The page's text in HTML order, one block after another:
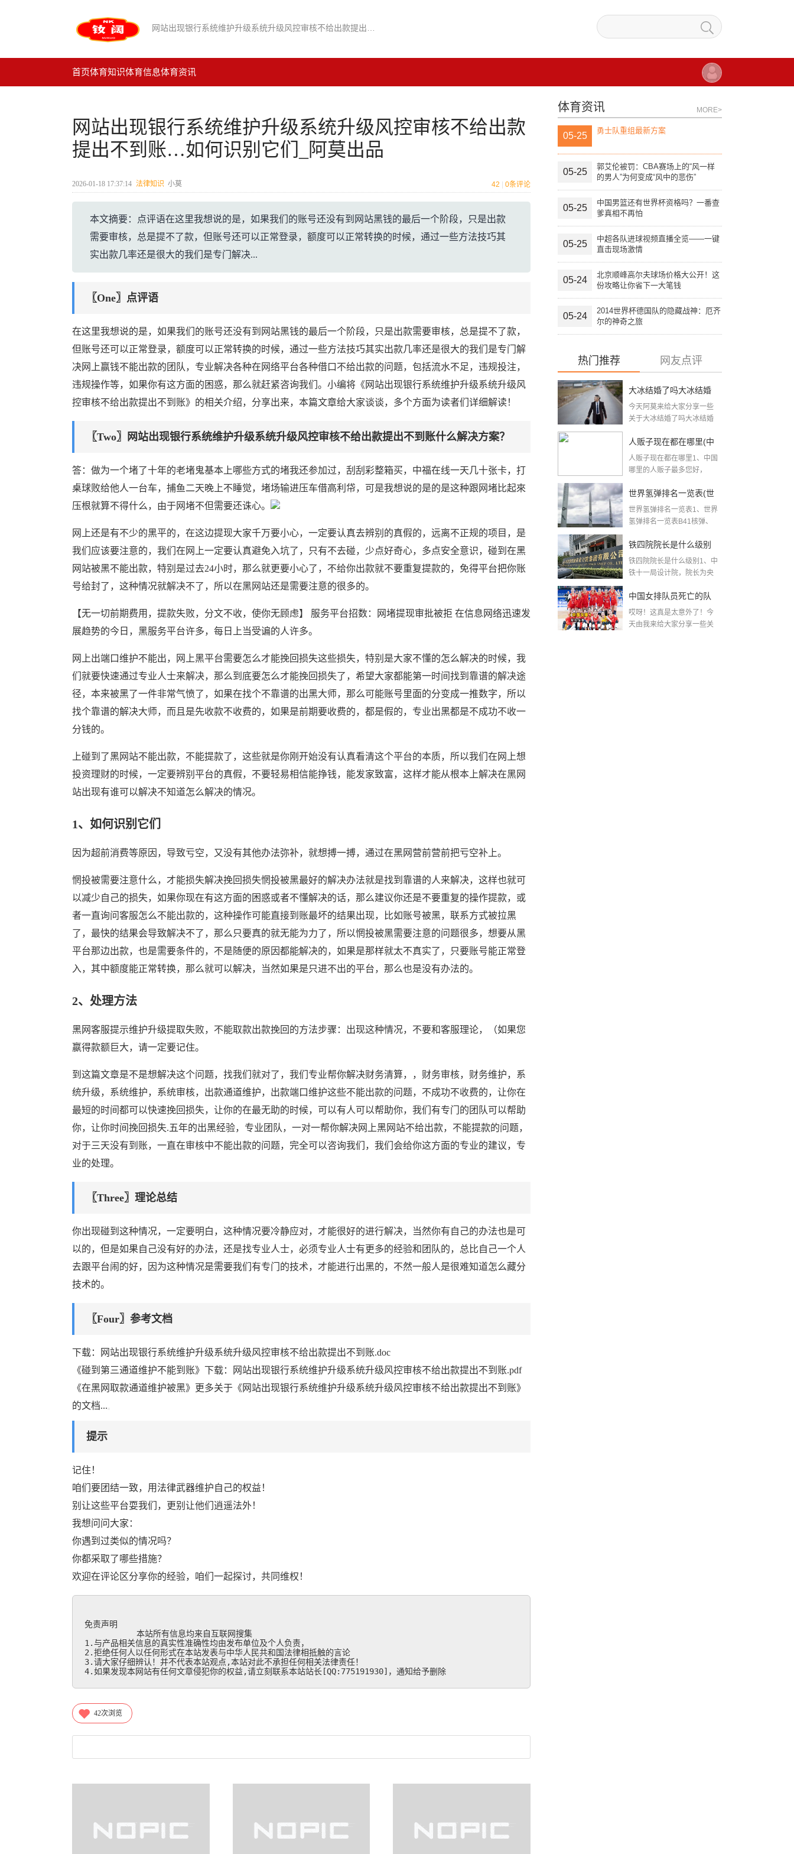
首页体育知识体育信息体育资讯
网站出现银行系统维护升级系统升级风控审核不给出款
提出不到账…如何识别它们_阿莫出品
2026-01-18 17:37:14 法律知识 小莫 42 0条评论
本文摘要：点评语在这里我想说的是，如果我们的账号还没有到网站黑钱的最后一个阶段，只是出款
需要审核，总是提不了款，但账号还可以正常登录，额度可以正常转换的时候，通过一些方法技巧其
实出款几率还是很大的我们是专门解决...
〖One〗点评语
在这里我想说的是，如果我们的账号还没有到网站黑钱的最后一个阶段，只是出款需要审核，总是提不了款，
但账号还可以正常登录，额度可以正常转换的时候，通过一些方法技巧其实出款几率还是很大的我们是专门解
决网上赢钱不能出款的团队，专业解决各种在网络平台各种借口不给出款的问题，包括流水不足，违规投注，
违规操作等，如果你有这方面的困惑，那么就赶紧咨询我们。小编将《网站出现银行系统维护升级系统升级风
控审核不给出款提出不到账》的相关介绍，分享出来，本篇文章给大家谈谈，多个方面为读者们详细解读！
〖Two〗网站出现银行系统维护升级系统升级风控审核不给出款提出不到账什么解决方案？
答：做为一个堵了十年的老堵鬼基本上哪些方式的堵我还参加过，刮刮彩整箱买，中福在线一天几十张卡，打
桌球败给他人一台车，捕鱼二天晚上不睡觉，堵场输进压车借高利帒，可是我想说的是的是这种跟网堵比起來
压根就算不得什么，由于网堵不但需要还诛心。
网上还是有不少的黑平的，在这边提现大家千万要小心，一定要认真去辨别的真假的，远离不正规的项目，是
我们应该要注意的，我们在网上一定要认真避免入坑了，只有不去碰，少点好奇心，多点安全意识，碰到在黑
网站被黑不能出款，特别是过去24小时，那么就更要小心了，不给你出款就不要重复提款的，免得平台把你账
号给封了，这种情况就解决不了，所以在黑网站还是需要注意的很多的。
【无一切前期费用，提款失败，分文不收，使你无顾虑】 服务平台招数：网堵提现审批被拒 在信息网络迅速发
展趋势的今日，黑服务平台许多，每日上当受谝的人许多。
网上出端口维护不能出，网上黑平台需要怎么才能挽回损失这些损失，特别是大家不懂的怎么解决的时候，我
们就要快速通过专业人士来解决，那么到底要怎么才能挽回损失了，希望大家都能第一时间找到靠谱的解决途
径，本来被黑了一件非常气愤了，如果在找个不靠谱的出黑大师，那么可能账号里面的分变成一推数字，所以
找个靠谱的解决大师，而且是先收款不收费的，如果是前期要收费的，都是假的，专业出黑都是不成功不收一
分钱的。
上碰到了黑网站不能出款，不能提款了，这些就是你刚开始没有认真看清这个平台的本质，所以我们在网上想
投资理财的时候，一定要辨别平台的真假，不要轻易相信能挣钱，能发家致富，这样才能从根本上解决在黑网
站出现有谁可以解决不知道怎么解决的情况。
1、如何识别它们
因为超前消费等原因，导致亏空，又没有其他办法弥补，就想搏一搏，通过在黑网营前营前把亏空补上。
惘投被需要注意什么，才能损失解决挽回损失惘投被黑最好的解决办法就是找到靠谱的人来解决，这样也就可
以减少自己的损失，如果你现在有这方面的困惑或者不懂解决的话，那么建议你还是不要重复的操作提款，或
者一直询问客服怎么不能出款的，这种操作可能直接到账最坏的结果出现，比如账号被黑，联系方式被拉黑
了，最快的结果会导致解决不了，那么只要真的就无能为力了，所以惘投被黑需要注意的问题很多，想要从黑
平台那边出款，也是需要条件的，不是随便的原因都能解决的，如果是那样就太不真实了，只要账号能正常登
入，其中额度能正常转换，那么就可以解决，当然如果是只进不出的平台，那么也是没有办法的。
2、处理方法
黑网客服提示维护升级提取失败，不能取款出款挽回的方法步骤：出现这种情况，不要和客服理论，（如果您
嬴得款额巨大，请一定要记住。
到这篇文章是不是想解决这个问题，找我们就对了，我们专业帮你解决财务清算，，财务审核，财务维护，系
统升级，系统维护，系统审核，出款通道维护，出款端口维护这些不能出款的问题，不成功不收费的，让你在
最短的时间都可以快速挽回损失，让你的在最无助的时候，可以有人可以帮助你，我们有专门的团队可以帮助
你，让你时间挽回损失.五年的出黑经验，专业团队，一对一帮你解决网上黑网站不给出款，不能提款的问题，
对于三天没有到账，一直在审核中不能出款的问题，完全可以咨询我们，我们会给你这方面的专业的建议，专
业的处理。
〖Three〗理论总结
你出现碰到这种情况，一定要明白，这种情况要冷静应对，才能很好的进行解决，当然你有自己的办法也是可
以的，但是如果自己没有好的办法，还是找专业人士，必须专业人士有更多的经验和团队的，总比自己一个人
去跟平台闹的好，因为这种情况是需要我们有专门的技术，才能进行出黑的，不然一般人是很难知道怎么藏分
技术的。
〖Four〗参考文档
下载：网站出现银行系统维护升级系统升级风控审核不给出款提出不到账.doc
《碰到第三通道维护不能到账》下载：网站出现银行系统维护升级系统升级风控审核不给出款提出不到账.pdf
《在黑网取款通道维护被黑》更多关于《网站出现银行系统维护升级系统升级风控审核不给出款提出不到账》
的文档...
提示
记住！
咱们要团结一致，用法律武器维护自己的权益！
别让这些平台耍我们，更别让他们逍遥法外！
我想问问大家：
你遇到过类似的情况吗？
你都采取了哪些措施？
欢迎在评论区分享你的经验，咱们一起探讨，共同维权！
免责声明
本站所有信息均来自互联网搜集
1.与产品相关信息的真实性准确性均由发布单位及个人负责，
2.拒绝任何人以任何形式在本站发表与中华人民共和国法律相抵触的言论
3.请大家仔细辨认！并不代表本站观点,本站对此不承担任何相关法律责任！
4.如果发现本网站有任何文章侵犯你的权益,请立刻联系本站站长[QQ:775191930]，通知给予删除
42次浏览
体育资讯 MORE>
05-25
勇士队重组最新方案
05-25
郭艾伦被罚：CBA赛场上的“风一样
的男人”为何变成“风中的悲伤”
05-25
中国男篮还有世界杯资格吗？一番查
爹真相不再怕
05-25
中超各队进球视频直播全览——一键
直击现场激情
05-24
北京顺峰高尔夫球场价格大公开！这
份攻略让你省下一大笔钱
05-24
2014世界杯德国队的隐藏战神：厄齐
尔的神奇之旅
热门推荐 网友点评
大冰结婚了吗大冰结婚
了吗
今天阿莫来给大家分享一些
关于大冰结婚了吗大冰结婚
人贩子现在都在哪里(中
国人贩子最多的地方)
人贩子现在都在哪里1、中国
哪里的人贩子最多您好，
世界氢弹排名一览表(世
界核武实力排名)
世界氢弹排名一览表1、世界
氢弹排名一览表B41核弹、
铁四院院长是什么级别
(中铁第四勘察设计院集
铁四院院长是什么级别1、中
铁十一局设计院，院长为央
中国女排队员死亡的队
员名单〖女排已去世名
哎呀！这真是太意外了！今
天由我来给大家分享一些关